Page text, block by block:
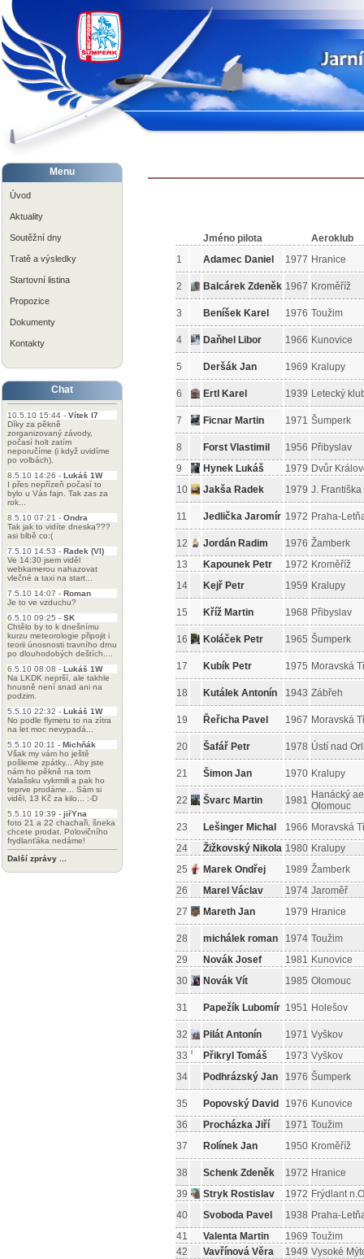
Menu
Úvod
Aktuality
Soutěžní dny
Tratě a výsledky
Startovní listina
Propozice
Dokumenty
Kontakty
Chat
10.5.10 15:44 - Vítek I7
Díky za pěkně
zorganizovaný závody,
počasí holt zatím
neporučíme (i když uvidíme
po volbách).
8.5.10 14:26 - Lukáš 1W
I přes nepřízeň počasí to
bylo u Vás fajn. Tak zas za
rok...
8.5.10 07:21 - Ondra
Tak jak to vidíte dneska???
asi blbě co:(
7.5.10 14:53 - Radek (VI)
Ve 14:30 jsem viděl
webkamerou nahazovat
vlečné a taxi na start...
7.5.10 14:07 - Roman
Je to ve vzduchu?
6.5.10 09:25 - SK
Chtělo by to k dnešnímu
kurzu meteorologie připojit i
teorii únosnosti travního drnu
po dlouhodobých deštích....
6.5.10 08:08 - Lukáš 1W
Na LKDK neprší, ale takhle
hnusně není snad ani na
podzim.
5.5.10 22:32 - Lukáš 1W
No podle flymetu to na zítra
na let moc nevypadá...
5.5.10 20:11 - Michňák
Však my vám ho ještě
pošleme zpátky... Aby jste
nám ho pěkně na tom
Valašsku vykrmili a pak ho
teprve prodáme... Sám si
viděl, 13 Kč za kilo... :-D
5.5.10 19:39 - jiřYna
foto 21 a 22 chachaři, šneka
chcete prodat. Polovičního
frydlanťáka nedáme!
Další zprávy ...
Jméno pilota
Aeroklub
1
Adamec Daniel 1977 Hranice
2 Balcárek Zdeněk 1967 Kroměříž
3 Beníšek Karel 1976 Toužim
4 Daňhel Libor 1966 Kunovice
5 Deršák Jan 1969 Kralupy
6 Ertl Karel 1939 Letecký
7 Ficnar Martin 1971 Šumperk
8 Forst Vlastimil 1956 Přibyslav
9
Hynek Lukáš 1979 Dvůr
10
Jakša Radek 1979 J.
11 Jedlička Jaromír 1972 Praha-
12 Jordán Radim 1976 Žamberk
13
Kapounek Petr 1972 Kroměříž
14
Kejř Petr 1959 Kralupy
15 Kříž Martin 1968 Přibyslav
16 Koláček Petr 1965 Šumperk
17 Kubík Petr 1975 Moravská
18 Kutálek Antonín 1943 Zábřeh
19 Řeřicha Pavel 1967 Moravská
20 Šafář Petr 1978 Ústí nad
21 Šimon Jan 1970 Kralupy
22 Švarc Martin 1981 Hanácký
Olomouc
23
Lešinger Michal 1966 Moravská
24
Žižkovský Nikola 1980 Kralupy
25
Marek Ondřej 1989 Žamberk
26
Marel Václav 1974 Jaroměř
27
Mareth Jan 1979 Hranice
28 michálek roman 1974 Toužim
29
Novák Josef 1981 Kunovice
30
Novák Vít 1985 Olomouc
31 Papežík Lubomír 1951 Holešov
32 Pilát Antonín 1971 Vyškov
33
Přikryl Tomáš 1973 Vyškov
34
Podhrázský Jan 1976 Šumperk
35 Popovský David 1976 Kunovice
36
Procházka Jiří 1971 Toužim
37
Rolínek Jan 1950 Kroměříž
38 Schenk Zdeněk 1972 Hranice
39
Stryk Rostislav 1972 Frýdlant
40
Svoboda Pavel 1938 Praha-
41
Valenta Martin 1969 Toužim
42
Vavřínová Věra 1949 Vysoké